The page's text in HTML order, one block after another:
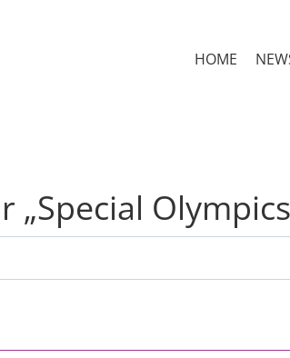
HOME
„Special